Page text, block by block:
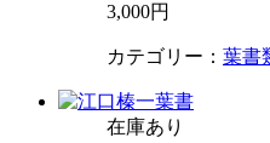
3,000円
カテゴリー： 葉書
在庫あり